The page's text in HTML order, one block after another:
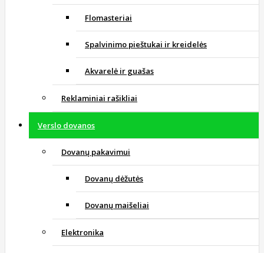
Flomasteriai
Spalvinimo pieštukai ir kreidelės
Akvarelė ir guašas
Reklaminiai rašikliai
Verslo dovanos
Dovanų pakavimui
Dovanų dėžutės
Dovanų maišeliai
Elektronika